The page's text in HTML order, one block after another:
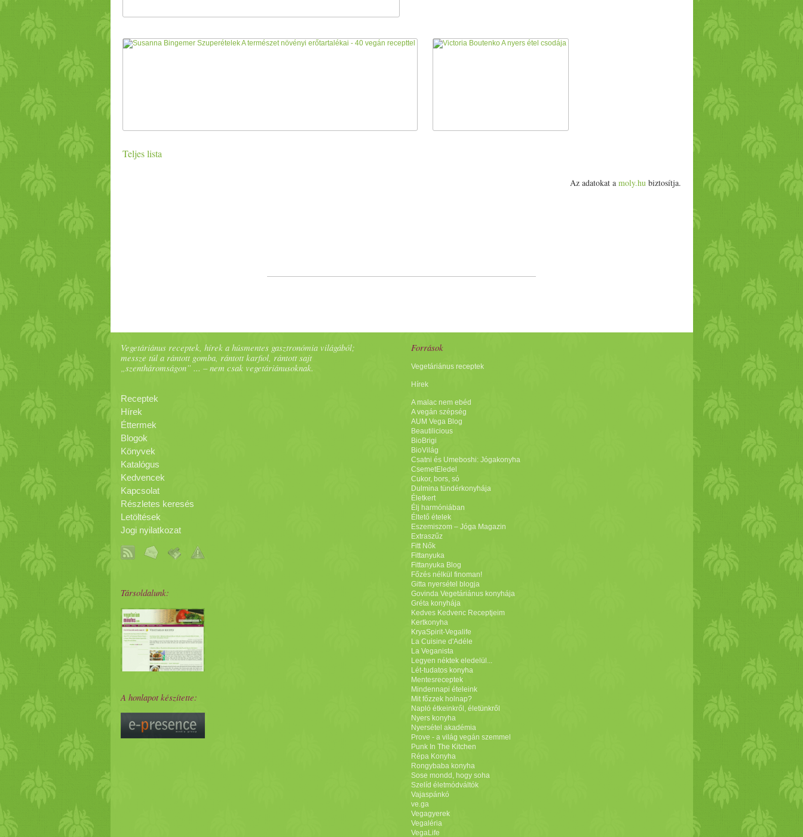
Teljes lista
Az adatokat a moly.hubiztosítja.
Vegetáriánus receptek, hírek a húsmentes gasztronómia világából;
messze túl a rántott gomba, rántott karfiol, rántott sajt
„szentháromságon” ... – nem csak vegetáriánusoknak.
Receptek
Hírek
Éttermek
Blogok
Könyvek
Katalógus
Kedvencek
Kapcsolat
Részletes keresés
Letöltések
Jogi nyilatkozat
Társoldalunk:
A honlapot készítette:
Források
Vegetáriánus receptek
Hírek
A malac nem ebéd
A vegán szépség
AUM Vega Blog
Beautilicious
BioBrigi
BioVilág
Csatni és Umeboshi: Jógakonyha
CsemetEledel
Cukor, bors, só
Dulmina tündérkonyhája
Életkert
Élj harmóniában
Éltető ételek
Eszemiszom – Jóga Magazin
Extraszűz
Fitt Nők
Fittanyuka
Fittanyuka Blog
Főzés nélkül finoman!
Gitta nyersétel blogja
Govinda Vegetáriánus konyhája
Gréta konyhája
Kedves Kedvenc Receptjeim
Kertkonyha
KryaSpirit-Vegalife
La Cuisine d'Adéle
La Veganista
Legyen néktek eledelül...
Lét-tudatos konyha
Mentesreceptek
Mindennapi ételeink
Mit főzzek holnap?
Napló étkeinkről, életünkről
Nyers konyha
Nyersétel akadémia
Prove - a világ vegán szemmel
Punk In The Kitchen
Répa Konyha
Rongybaba konyha
Sose mondd, hogy soha
Szelíd életmódváltók
Vajaspánkó
ve.ga
Vegagyerek
Vegaléria
VegaLife